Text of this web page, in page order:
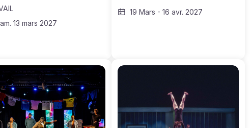
13 mars 2027
19 Mars - 16 avr. 2027